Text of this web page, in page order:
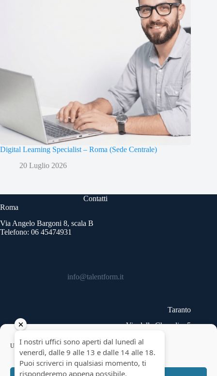
Usiamo cookie per ottimizzare il nostro sito web ed i nostri servizi.
Digital Learning Specialist – Roma (Sede Centrale)
20 Luglio 2026
Contatti
Roma
Via Angelo Bargoni 8, scala B
Telefono: 06 45474931
info@talentform.it
Taranto
Via delle Cheradi n.5
Copyright © 2026 - Talentform SpA - Partita IVA
10322191007.